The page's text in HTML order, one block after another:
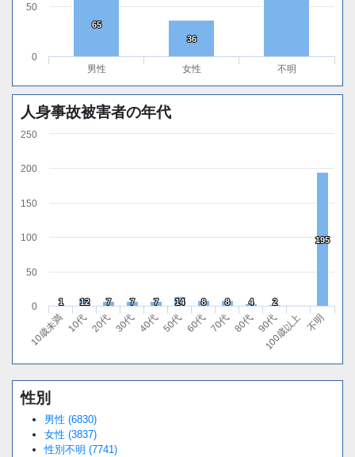
65
65
36
36
男性 女性 不明
0
50
人身事故被害者の年代
1
1 12
12 7
7 7
7 7
7 14
14 8
8 8
8 4
4 2
2
195
195
10歳未満 10代 20代 30代 40代 50代 60代 70代 80代 90代
100歳以上 不明
0
50
100
150
200
250
性別
男性 (6830)
女性 (3837)
性別不明 (7741)